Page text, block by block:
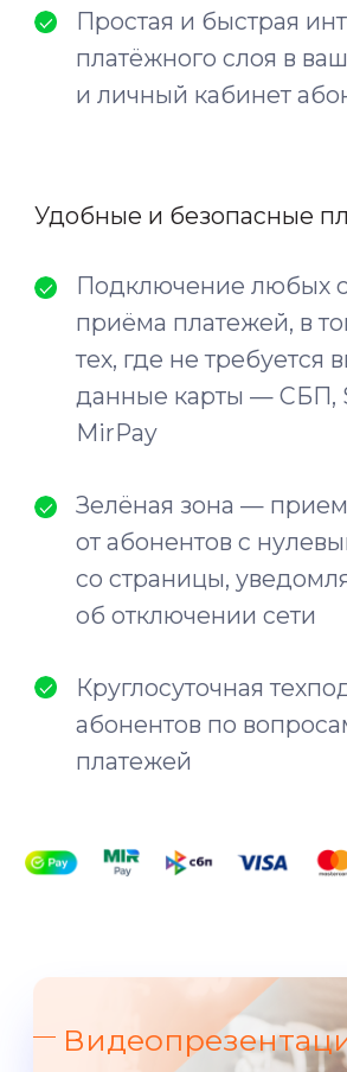
Ckassa Телеком
Видеопрезентация
Пополнение лицевого счета
Платежи без данных карты
С помощью
наших решений
вы сможете
собираемость платежей
и снизить издержки